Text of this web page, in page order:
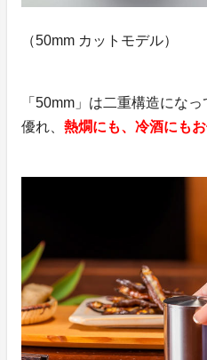
（50mm カットモデル）
「50mm」は二重構造にな
優れ、 熱燗にも、冷酒にも